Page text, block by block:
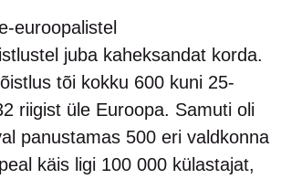
euroopalistel
juba kaheksandat korda.
tõi kokku 600 kuni 25-
riigist üle Euroopa. Samuti oli
panustamas 500 eri valdkonna
käis ligi 100 000 külastajat,